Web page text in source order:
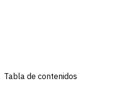
Tabla de contenidos